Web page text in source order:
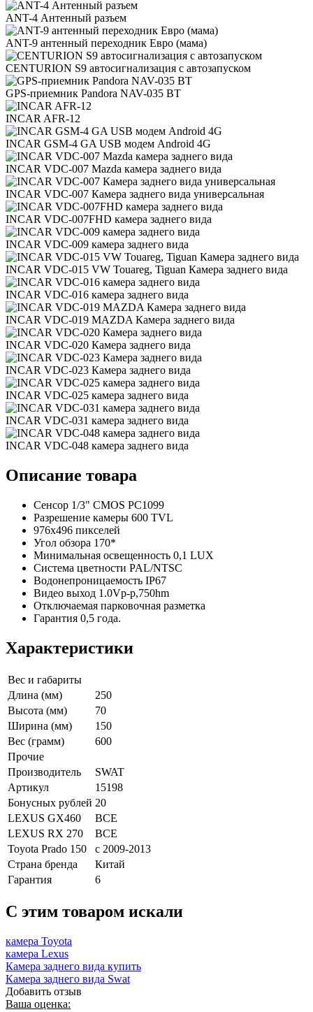
ANT-4 Антенный разъем
ANT-9 антенный переходник Евро (мама)
CENTURION S9 автосигнализация с автозапуском
GPS-приемник Pandora NAV-035 BT
INCAR AFR-12
INCAR GSM-4 GA USB модем Android 4G
INCAR VDC-007 Mazda камера заднего вида
INCAR VDC-007 Камера заднего вида универсальная
INCAR VDC-007FHD камера заднего вида
INCAR VDC-009 камера заднего вида
INCAR VDC-015 VW Touareg, Tiguan Камера заднего вида
INCAR VDC-016 камера заднего вида
INCAR VDC-019 MAZDA Камера заднего вида
INCAR VDC-020 Камера заднего вида
INCAR VDC-023 Камера заднего вида
INCAR VDC-025 камера заднего вида
INCAR VDC-031 камера заднего вида
INCAR VDC-048 камера заднего вида
Описание товара
Сенсор 1/3" CMOS PC1099
Разрешение камеры 600 TVL
976x496 пикселей
Угол обзора 170*
Минимальная освещенность 0,1 LUX
Система цветности PAL/NTSC
Водонепроницаемость IP67
Видео выход 1.0Vp-p,750hm
Отключаемая парковочная разметка
Гарантия 0,5 года.
Характеристики
Вес и габариты
Длина (мм)
250
Высота (мм)
70
Ширина (мм)
150
Вес (грамм)
600
Прочие
Производитель
SWAT
Артикул
15198
Бонусных рублей 20
LEXUS GX460
ВСЕ
LEXUS RX 270
ВСЕ
Toyota Prado 150
с 2009-2013
Страна бренда
Китай
Гарантия
6
C этим товаром искали
камера Toyota
камера Lexus
Камера заднего вида купить
Камера заднего вида Swat
Добавить отзыв
Ваша оценка: